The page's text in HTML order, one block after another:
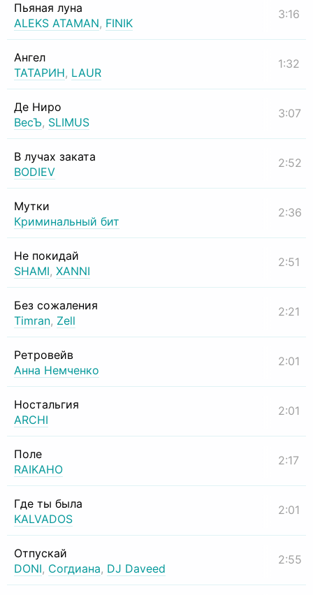
Пьяная луна
ALEKS ATAMAN, FINIK
3:16
Ангел
ТАТАРИН, LAUR
1:32
Де Ниро
ВесЪ, SLIMUS
3:07
В лучах заката
BODIEV
2:52
Мутки
Криминальный бит
2:36
Не покидай
SHAMI, XANNI
2:51
Без сожаления
Timran, Zell
2:21
Ретровейв
Анна Немченко
2:01
Ностальгия
ARCHI
2:01
Поле
RAIKAHO
2:17
Где ты была
KALVADOS
2:01
Отпускай
DONI, Согдиана, DJ Daveed
2:55